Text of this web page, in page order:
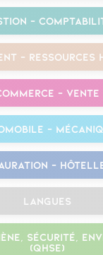
–
– Ressources
– Vente
–
–
Langues
Sécurité,
(QHSE)